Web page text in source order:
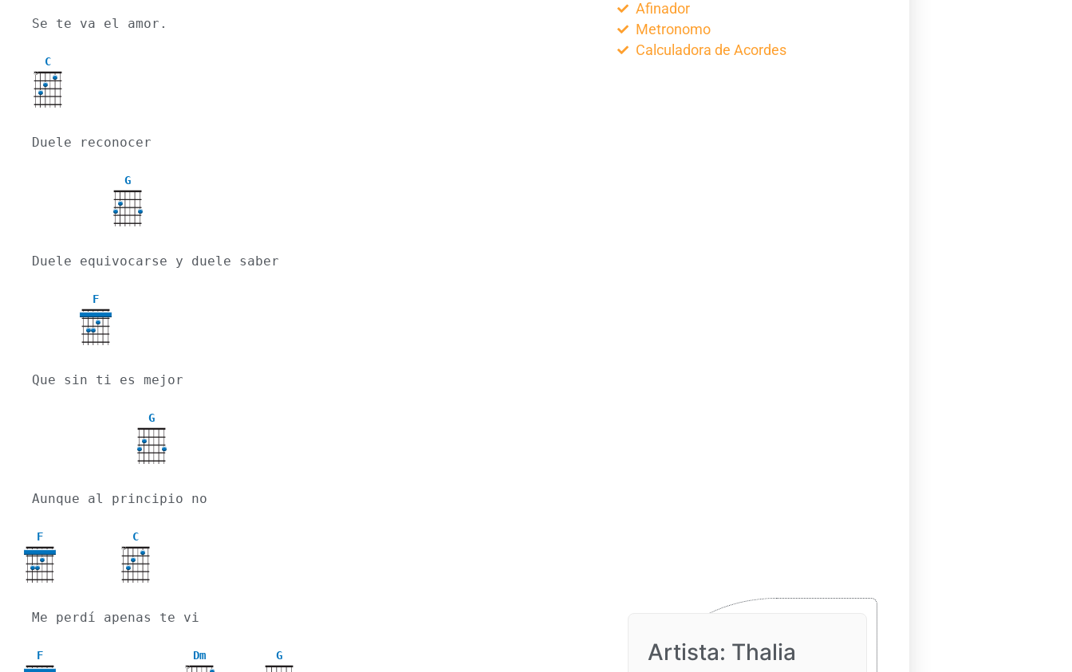
Se te va el amor.
C
X
Duele reconocer
G
Duele equivocarse y duele saber
F
Que sin ti es mejor
G
Aunque al principio no
F C
X
Me perdí apenas te vi
F Dm G
Afinador
Metronomo
Calculadora de Acordes
Artista: Thalia